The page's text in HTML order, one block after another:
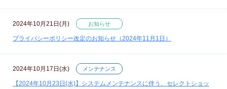
2024年10月21日(月) お知らせ
プライバシーポリシー改定のお知らせ（2024年11月1日）
2024年10月17日(水) メンテナンス
【2024年10月23日(水)】システムメンテナンスに伴う、セレクトショッ